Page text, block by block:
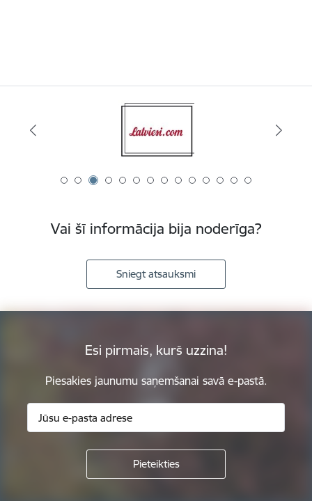
Vai šī informācija bija noderīga?
Sniegt atsauksmi
Esi pirmais, kurš uzzina!
Piesakies jaunumu saņemšanai savā e-pastā.